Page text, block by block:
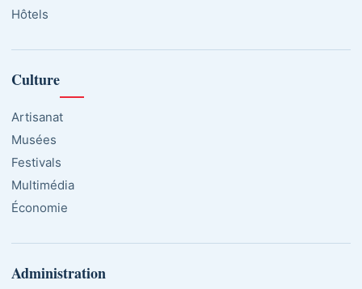
Hôtels
Culture
Artisanat
Musées
Festivals
Multimédia
Économie
Administration